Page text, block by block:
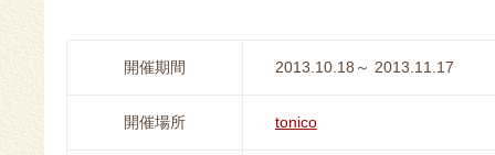
開催期間 2013.10.18～ 2013.11.17
開催場所 tonico